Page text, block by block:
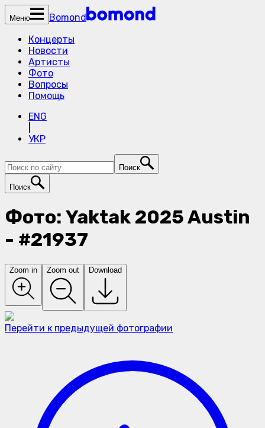
Меню
Bomond
Концерты
Новости
Артисты
Фото
Вопросы
Помощь
ENG
УКР
Поиск
Поиск
Фото: Yaktak 2025 Austin
- #21937
Zoom in Zoom out Download
Перейти к предыдущей фотографии